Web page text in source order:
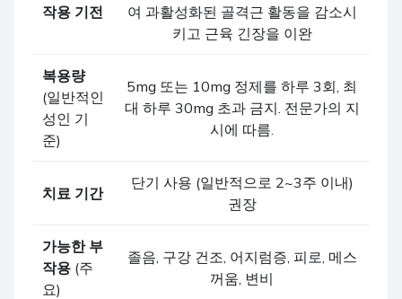
작용 기전
여 과활성화된 골격근 활동을 감소시
키고 근육 긴장을 이완
복용량
(일반적인
성인 기
준)
5mg 또는 10mg 정제를 하루 3회, 최
대 하루 30mg 초과 금지. 전문가의 지
시에 따름.
치료 기간
단기 사용 (일반적으로 2~3주 이내)
권장
가능한 부
작용 (주
요)
졸음, 구강 건조, 어지럼증, 피로, 메스
꺼움, 변비